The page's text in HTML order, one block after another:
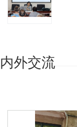
内外交流